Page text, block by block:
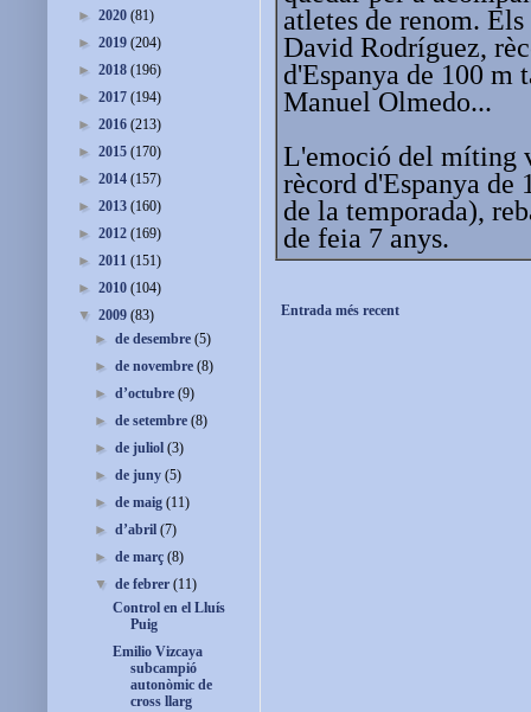
atletes de renom.
David Rodríguez,
d'Espanya de 100 m
Manuel Olmedo...
L'emoció del míting
rècord d'Espanya
de la temporada),
de feia 7 anys.
Entrada més recent
► 2020 (81)
► 2019 (204)
► 2018 (196)
► 2017 (194)
► 2016 (213)
► 2015 (170)
► 2014 (157)
► 2013 (160)
► 2012 (169)
► 2011 (151)
► 2010 (104)
▼ 2009 (83)
►de desembre(5)
►de novembre(8)
►d’octubre(9)
►de setembre(8)
►de juliol(3)
►de juny(5)
►de maig(11)
►d’abril(7)
►de març(8)
▼de febrer(11)
Control en el Lluís
Puig
Emilio Vizcaya
subcampió
autonòmic de
cross llarg